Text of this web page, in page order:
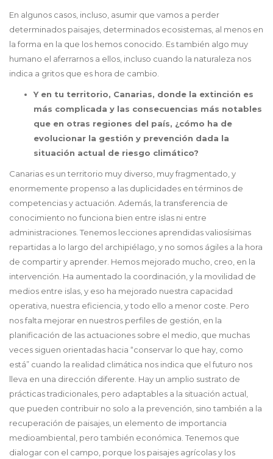
En algunos casos, incluso, asumir que vamos a perder
determinados paisajes, determinados ecosistemas, al menos en
la forma en la que los hemos conocido. Es también algo muy
humano el aferrarnos a ellos, incluso cuando la naturaleza nos
indica a gritos que es hora de cambio.
Y en tu territorio, Canarias, donde la extinción es
más complicada y las consecuencias más notables
que en otras regiones del país, ¿cómo ha de
evolucionar la gestión y prevención dada la
situación actual de riesgo climático?
Canarias es un territorio muy diverso, muy fragmentado, y
enormemente propenso a las duplicidades en términos de
competencias y actuación. Además, la transferencia de
conocimiento no funciona bien entre islas ni entre
administraciones. Tenemos lecciones aprendidas valiosísimas
repartidas a lo largo del archipiélago, y no somos ágiles a la hora
de compartir y aprender. Hemos mejorado mucho, creo, en la
intervención. Ha aumentado la coordinación, y la movilidad de
medios entre islas, y eso ha mejorado nuestra capacidad
operativa, nuestra eficiencia, y todo ello a menor coste. Pero
nos falta mejorar en nuestros perfiles de gestión, en la
planificación de las actuaciones sobre el medio, que muchas
veces siguen orientadas hacia “conservar lo que hay, como
está” cuando la realidad climática nos indica que el futuro nos
lleva en una dirección diferente. Hay un amplio sustrato de
prácticas tradicionales, pero adaptables a la situación actual,
que pueden contribuir no solo a la prevención, sino también a la
recuperación de paisajes, un elemento de importancia
medioambiental, pero también económica. Tenemos que
dialogar con el campo, porque los paisajes agrícolas y los